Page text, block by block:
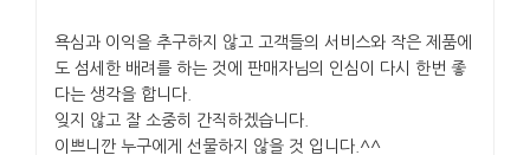
욕심과 이익을 추구하지 않고 고객들의 서비스와 작은 제품에
도 섬세한 배려를 하는 것에 판매자님의 인심이 다시 한번 좋
다는 생각을 합니다.
잊지 않고 잘 소중히 간직하겠습니다.
이쁘니깐 누구에게 선물하지 않을 것 입니다.^^